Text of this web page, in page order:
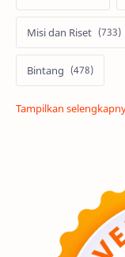
Misi dan Riset
Bintang
Alam semesta